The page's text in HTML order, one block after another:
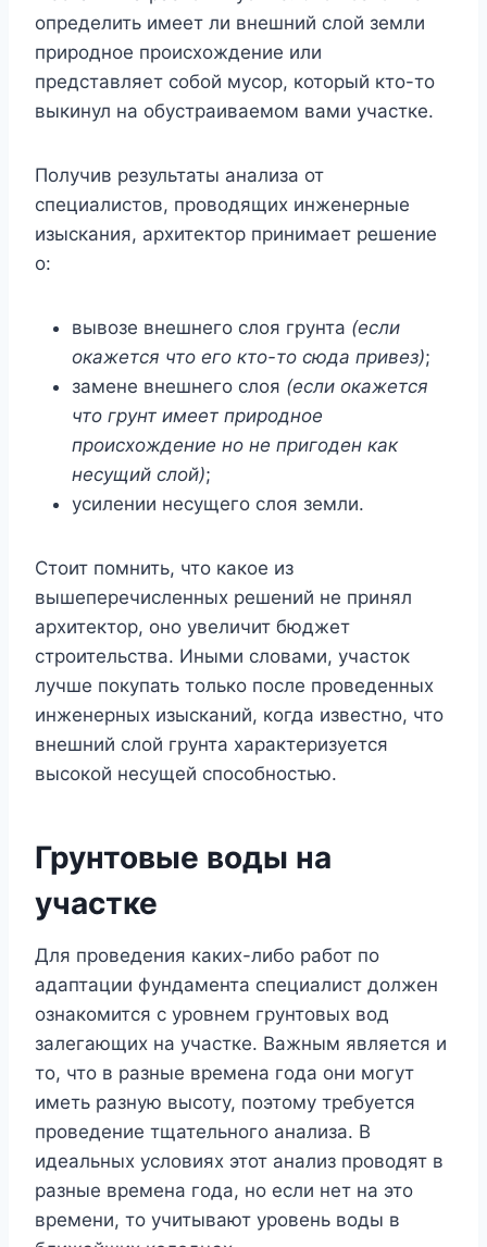
определить имеет ли внешний слой земли
природное происхождение или
представляет собой мусор, который кто-то
выкинул на обустраиваемом вами участке.
Получив результаты анализа от
специалистов, проводящих инженерные
изыскания, архитектор принимает решение
о:
вывозе внешнего слоя грунта (если
окажется что его кто-то сюда привез);
замене внешнего слоя (если окажется
что грунт имеет природное
происхождение но не пригоден как
несущий слой);
усилении несущего слоя земли.
Стоит помнить, что какое из
вышеперечисленных решений не принял
архитектор, оно увеличит бюджет
строительства. Иными словами, участок
лучше покупать только после проведенных
инженерных изысканий, когда известно, что
внешний слой грунта характеризуется
высокой несущей способностью.
Грунтовые воды на
участке
Для проведения каких-либо работ по
адаптации фундамента специалист должен
ознакомится с уровнем грунтовых вод
залегающих на участке. Важным является и
то, что в разные времена года они могут
иметь разную высоту, поэтому требуется
проведение тщательного анализа. В
идеальных условиях этот анализ проводят в
разные времена года, но если нет на это
времени, то учитывают уровень воды в